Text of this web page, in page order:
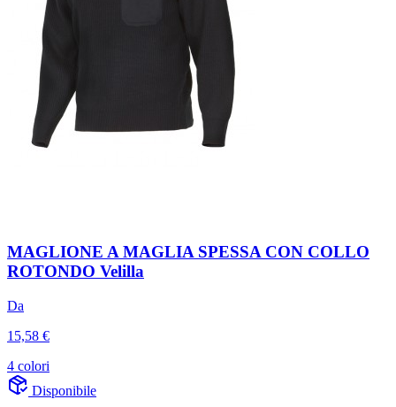
MAGLIONE A MAGLIA SPESSA CON COLLO
ROTONDO Velilla
Da
15,58 €
4 colori
Disponibile